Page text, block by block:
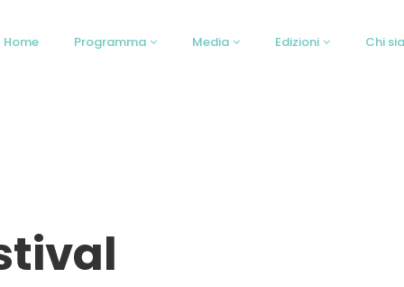
Home Programma Media Edizioni Chi